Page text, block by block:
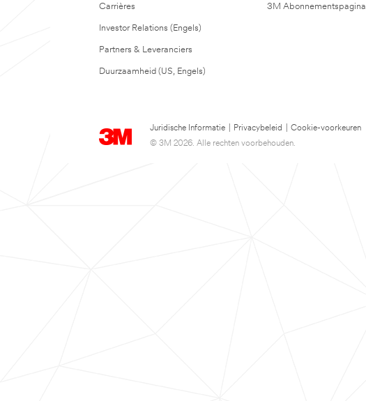
Carrières
Investor Relations (Engels)
Partners & Leveranciers
Duurzaamheid (US, Engels)
3M Abonnementspagina
Juridische Informatie Privacybeleid
Cookie-voorkeuren
© 3M 2026. Alle rechten voorbehouden.